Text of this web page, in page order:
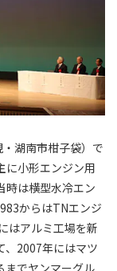
湖南市柑子袋）で
に小形エンジン用
時は横型水冷エン
からはTNエンジ
はアルミ工場を新
、2007年にはマツ
までヤンマーグル